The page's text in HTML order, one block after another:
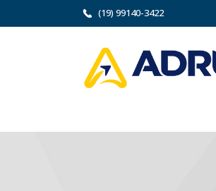
(19) 99140-3422